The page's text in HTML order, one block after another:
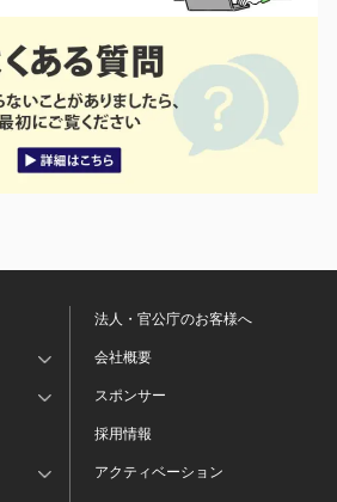
法人・官公庁のお客様へ
会社概要
スポンサー
採用情報
アクティベーション